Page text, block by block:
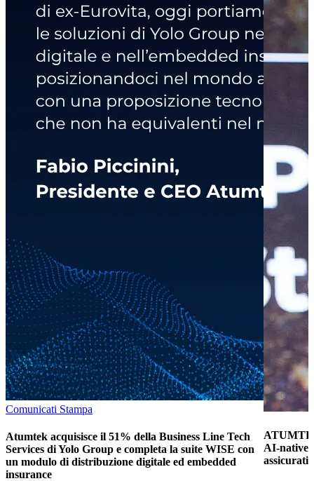
Comunicati Stampa
Atumtek acquisisce il 51% della Business Line Tech
Services di Yolo Group e completa la suite WISE con
un modulo di distribuzione digitale ed embedded
insurance
AI-native